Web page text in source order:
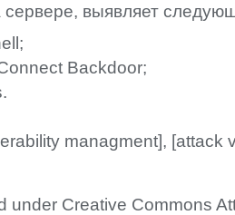
сервере, выявляет
Backdoor;
managment], [attack
under Creative Commons